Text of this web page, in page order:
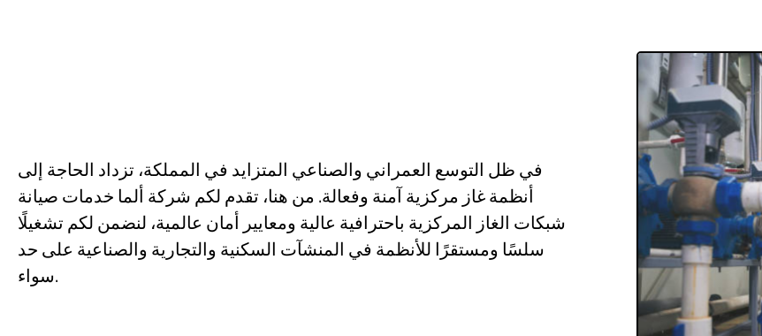
في ظل التوسع العمراني والصناعي المتزايد في المملكة، تزداد الحاجة إلى
أنظمة غاز مركزية آمنة وفعالة. من هنا، تقدم لكم شركة ألما خدمات صيانة
شبكات الغاز المركزية باحترافية عالية ومعايير أمان عالمية، لنضمن لكم تشغيلًا
سلسًا ومستقرًا للأنظمة في المنشآت السكنية والتجارية والصناعية على حد
سواء.